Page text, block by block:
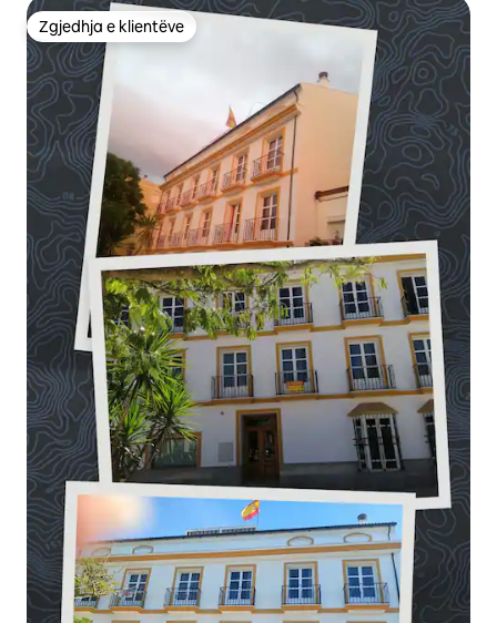
Zgjedhja e klientëve
Zgjedhja e klientëve